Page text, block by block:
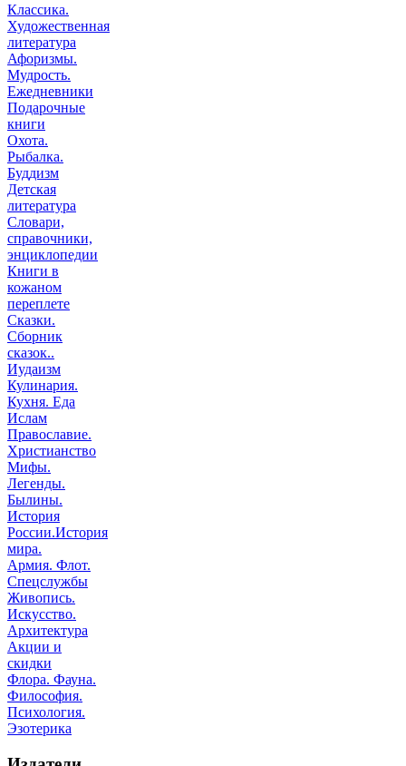
Классика.
Художественная
литература
Афоризмы.
Мудрость.
Ежедневники
Подарочные
книги
Охота.
Рыбалка.
Буддизм
Детская
литература
Словари,
справочники,
энциклопедии
Книги в
кожаном
переплете
Сказки.
Сборник
сказок..
Иудаизм
Кулинария.
Кухня. Еда
Ислам
Православие.
Христианство
Мифы.
Легенды.
Былины.
История
России.История
мира.
Армия. Флот.
Спецслужбы
Живопись.
Искусство.
Архитектура
Акции и
скидки
Флора. Фауна.
Философия.
Психология.
Эзотерика